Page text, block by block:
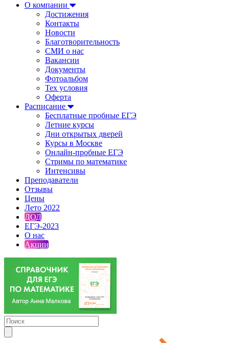
О компании
Достижения
Контакты
Новости
Благотворительность
СМИ о нас
Вакансии
Документы
Фотоальбом
Тех условия
Оферта
Расписание
Бесплатные пробные ЕГЭ
Летние курсы
Дни открытых дверей
Курсы в Москве
Онлайн-пробные ЕГЭ
Стримы по математике
Интенсивы
Преподаватели
Отзывы
Цены
Лето 2022
ДОД
ЕГЭ-2023
О нас
Акции